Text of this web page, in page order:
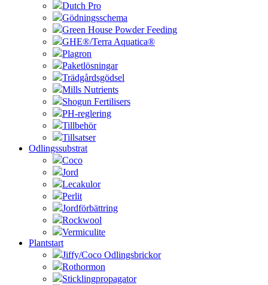
Dutch Pro
Gödningsschema
Green House Powder Feeding
GHE®/Terra Aquatica®
Plagron
Paketlösningar
Trädgårdsgödsel
Mills Nutrients
Shogun Fertilisers
PH-reglering
Tillbehör
Tillsatser
Odlingssubstrat
Coco
Jord
Lecakulor
Perlit
Jordförbättring
Rockwool
Vermiculite
Plantstart
Jiffy/Coco Odlingsbrickor
Rothormon
Sticklingpropagator